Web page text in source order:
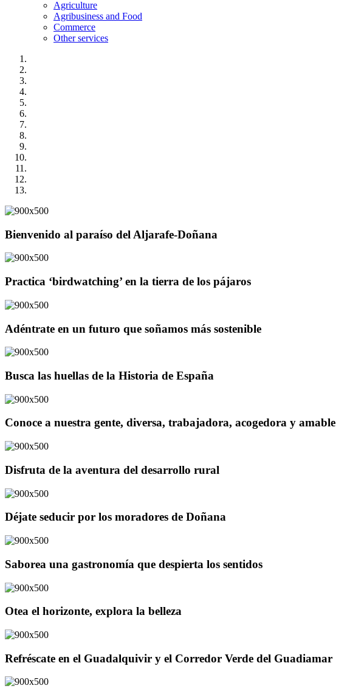
Agriculture
Agribusiness and Food
Commerce
Other services
Bienvenido al paraíso del Aljarafe-Doñana
Practica ‘birdwatching’ en la tierra de los pájaros
Adéntrate en un futuro que soñamos más sostenible
Busca las huellas de la Historia de España
Conoce a nuestra gente, diversa, trabajadora, acogedora y amable
Disfruta de la aventura del desarrollo rural
Déjate seducir por los moradores de Doñana
Saborea una gastronomía que despierta los sentidos
Otea el horizonte, explora la belleza
Refréscate en el Guadalquivir y el Corredor Verde del Guadiamar